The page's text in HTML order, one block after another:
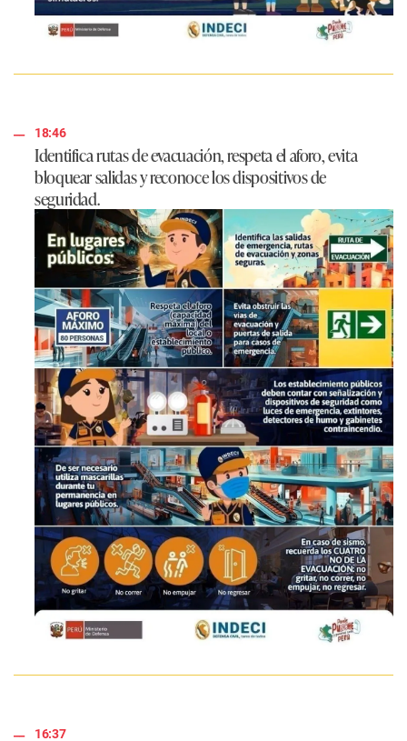
18:46
Identifica rutas de evacuación, respeta el aforo, evita
bloquear salidas y reconoce los dispositivos de
seguridad.
16:37